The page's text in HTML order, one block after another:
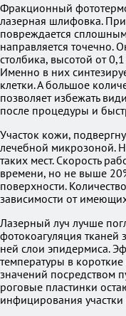
Фракционный
лазерная шлифовка.
повреждается
направляется точечно.
столбика, высотой от
Именно в них
клетки. А большое
позволяет избежать
после процедуры и
Участок кожи,
лечебной микрозоной.
таких мест. Скорость
времени, но не выше
поверхности.
зависимости от
Лазерный луч лучше
фотокоагуляция тканей
ней слои эпидермиса.
температуры в
значений посредством
роговые пластинки
инфицирования участки